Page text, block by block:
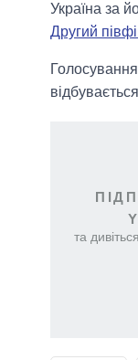
Україна за
Другий
та